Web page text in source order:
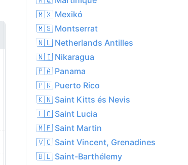
P 14. aug.
Helyenként eső
a közelben
32.5°C
🇲🇽 Mexikó
🇲🇸 Montserrat
🇳🇱 Netherlands Antilles
🇳🇮 Nikaragua
🇵🇦 Panama
🇵🇷 Puerto Rico
🇰🇳 Saint Kitts és Nevis
🇱🇨 Saint Lucia
🇲🇫 Saint Martin
🇻🇨 Saint Vincent, Grenadines
🇧🇱 Saint-Barthélemy